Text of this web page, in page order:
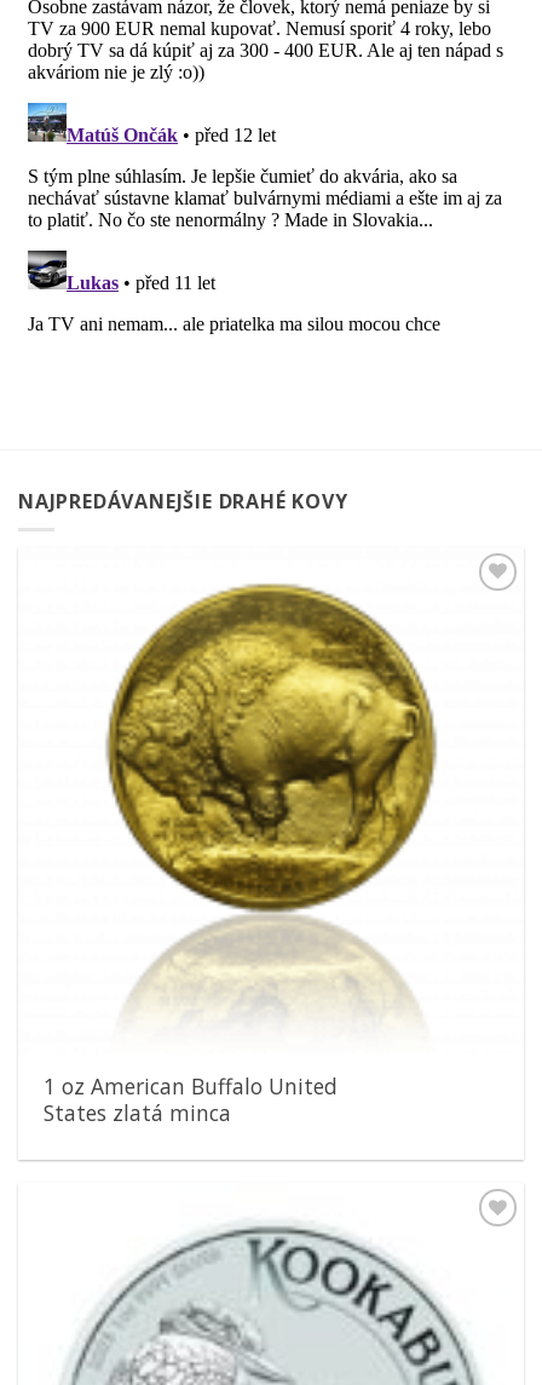
NAJPREDÁVANEJŠIE DRAHÉ KOVY
1 oz American Buffalo United
States zlatá minca